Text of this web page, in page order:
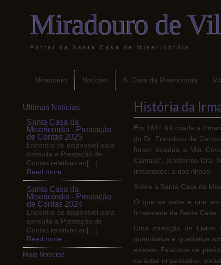
Miradouro de
Portal da Santa Casa de Misericórdia
Miradouro Notícias S. Casa da Misericórdia
Ultimas Notícias
Santa Casa da
Misericórdia - Prestação
de Contas 2025
Encontra-se disponível para
consulta a Prestação de
Contas relativas ao[…]
Read more...
Santa Casa da
Misericórdia - Prestação
de Contas 2024
Encontra-se disponível para
consulta a Prestação de
Contas relativas ao[…]
Read more...
Mais Notícias
História da
Em 1614 foi criada a
do Dr. Francisco de
foram doadas a Vila
Câmara”, (conforme Dra.
Irmandade: a das Almas.
Sobre a Santa Casa da
O que se sabe é que
Irmandade da Santa Casa.
Uma colecção de Livros
quantitativa e qualitativa
existem Estatutos de
carácter organizativo,